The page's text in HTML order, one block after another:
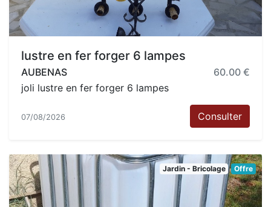
lustre en fer forger 6 lampes
AUBENAS
60.00 €
joli lustre en fer forger 6 lampes
07/08/2026 Consulter
Jardin - Bricolage Offre